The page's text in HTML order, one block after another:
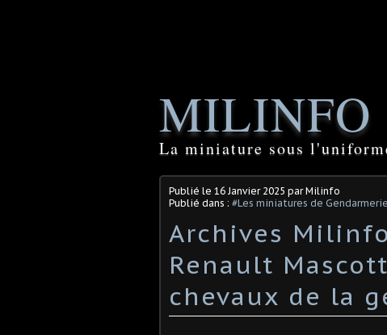
MILINFO
La miniature sous
Publié le 16 Janvier 2025 par Milinfo
Publié dans : #Les miniatures de Gendarmerie
Archives
Renault
chevaux de la